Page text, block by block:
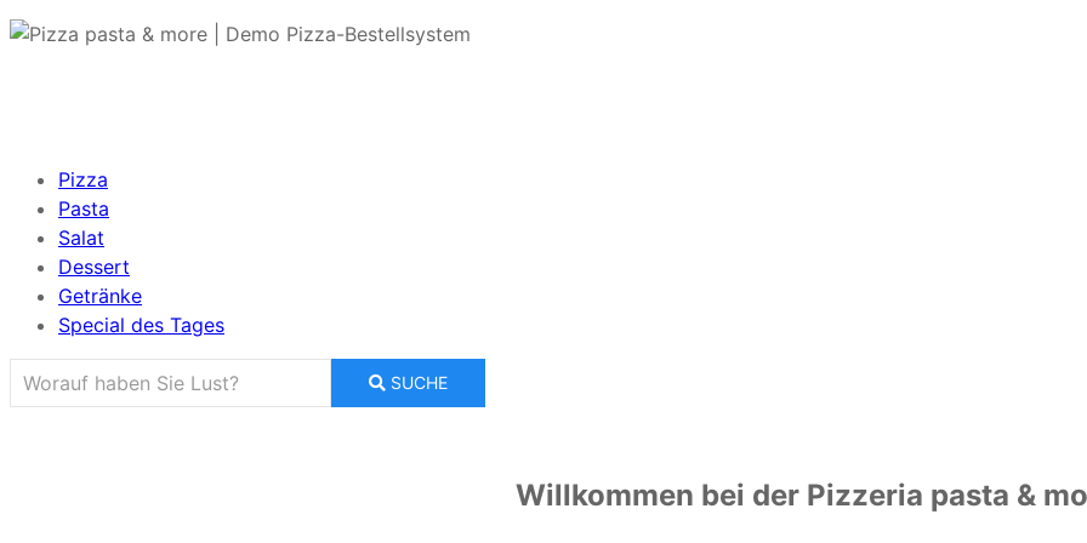
Pizza
Pasta
Salat
Dessert
Getränke
Special des Tages
SUCHE
Willkommen bei der Pizzeria pasta &